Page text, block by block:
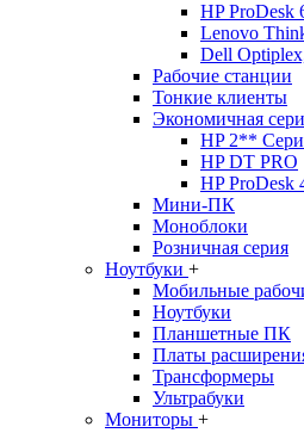
HP ProDesk
Lenovo
Dell
Рабочие станции
Тонкие клиенты
Экономичная
HP 2**
HP DT PRO
HP ProDesk
Мини-ПК
Моноблоки
Розничная серия
Ноутбуки +
Мобильные
Ноутбуки
Планшетные ПК
Платы
Трансформеры
Ультрабуки
Мониторы +